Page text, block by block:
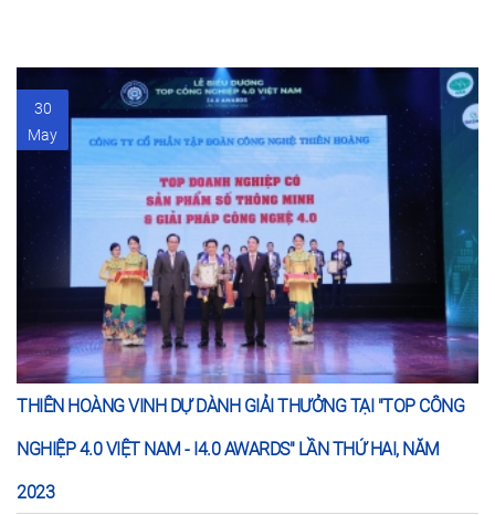
30
May
THIÊN HOÀNG VINH DỰ DÀNH GIẢI THƯỞNG TẠI "TOP CÔNG
NGHIỆP 4.0 VIỆT NAM - I4.0 AWARDS" LẦN THỨ HAI, NĂM
2023